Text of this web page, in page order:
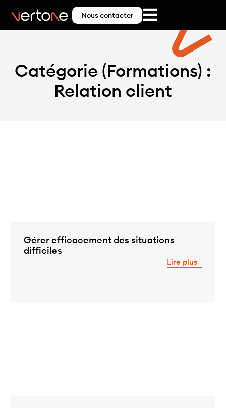
Nous contacter
Catégorie (Formations) :
Relation client
Gérer efficacement des situations
difficiles
Lire plus